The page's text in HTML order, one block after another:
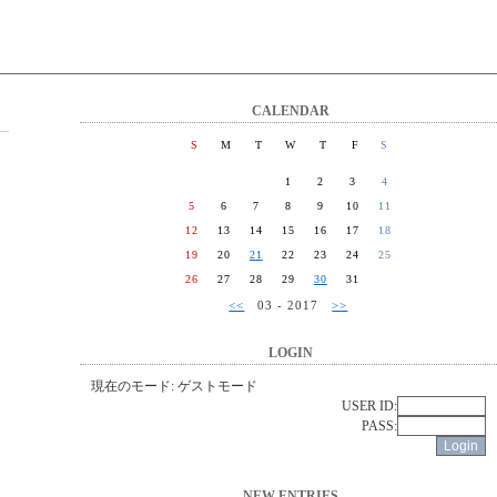
CALENDAR
S M T W T F S
1 2 3
4
5
6 7 8 9 10
11
12
13 14 15 16 17
18
19
20 21 22 23 24
25
26
27 28 29 30 31
<< 03 - 2017>>
LOGIN
現在のモード: ゲストモード
USER ID:
PASS: